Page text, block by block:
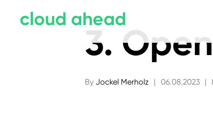
cloud ahead
3.
By Jockel Merholz | 06.08.2023 |